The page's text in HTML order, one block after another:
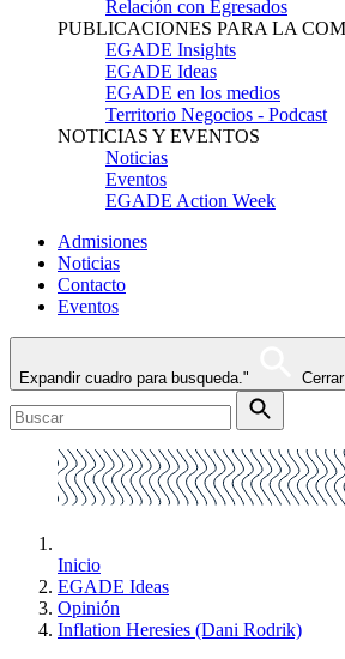
Relación con Egresados
PUBLICACIONES PARA LA
EGADE Insights
EGADE Ideas
EGADE en los medios
Territorio Negocios - Podcast
NOTICIAS Y EVENTOS
Noticias
Eventos
EGADE Action Week
Admisiones
Noticias
Contacto
Eventos
Expandir cuadro para busqueda."
Inicio
EGADE Ideas
Opinión
Inflation Heresies (Dani Rodrik)